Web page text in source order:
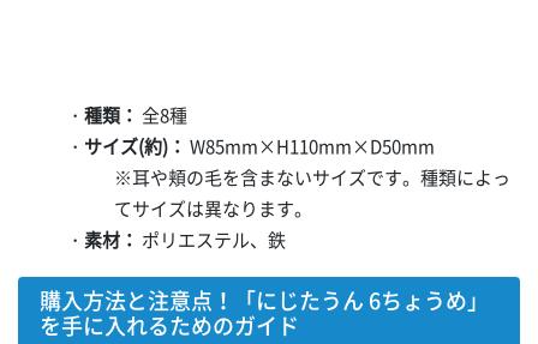
・ 種類： 全8種
・ サイズ(約)： W85mm×H110mm×D50mm
※耳や頬の毛を含まないサイズです。種類によっ
てサイズは異なります。
・ 素材： ポリエステル、鉄
購入方法と注意点！「にじたうん 6ちょうめ」
を手に入れるためのガイド